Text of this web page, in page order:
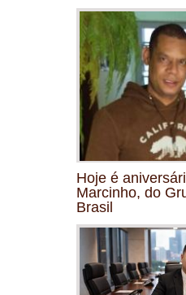
Hoje é
Marcinho, do
Brasil